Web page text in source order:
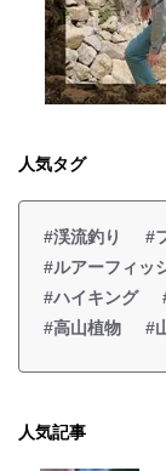
人気タグ
#渓流釣り
#
#ルアーフィッ
#ハイキング
#高山植物
#
人気記事